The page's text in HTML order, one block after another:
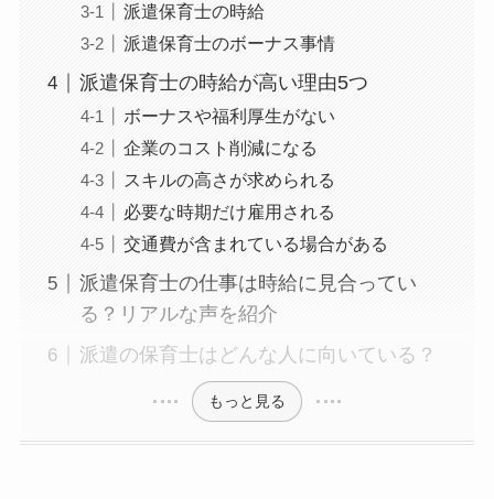
派遣保育士の時給
派遣保育士のボーナス事情
派遣保育士の時給が高い理由5つ
ボーナスや福利厚生がない
企業のコスト削減になる
スキルの高さが求められる
必要な時期だけ雇用される
交通費が含まれている場合がある
派遣保育士の仕事は時給に見合ってい
る？リアルな声を紹介
派遣の保育士はどんな人に向いている？
もっと見る